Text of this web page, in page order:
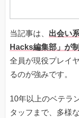
当記事は、 出会い
Hacks編集部」が
全員が現役プレイ
るのが強みです。
10年以上のベテラ
タッフまで、多様